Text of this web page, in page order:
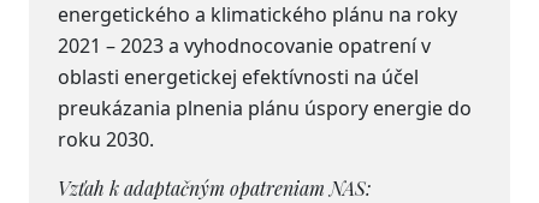
energetického a klimatického plánu na roky
2021 – 2023 a vyhodnocovanie opatrení v
oblasti energetickej efektívnosti na účel
preukázania plnenia plánu úspory energie do
roku 2030.
Vzťah k adaptačným opatreniam NAS: